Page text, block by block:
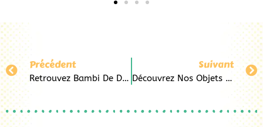
Précédent
Retrouvez Bambi De Disney Chez Pop&co Au Havre
Suivant
Découvrez Nos Objets Et Accessoires Winnie L’Ourson Chez Pop&Co Au Havre